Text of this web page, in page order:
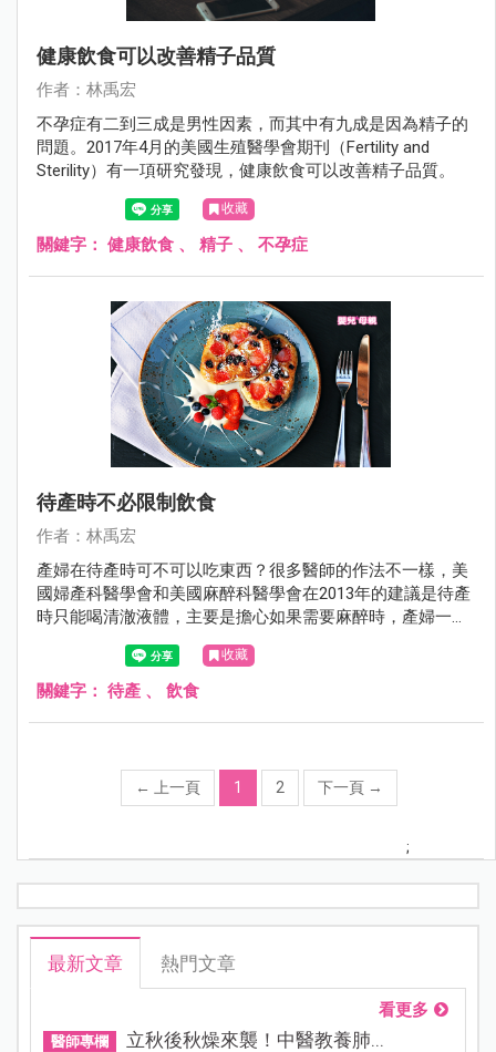
健康飲食可以改善精子品質
作者：林禹宏
不孕症有二到三成是男性因素，而其中有九成是因為精子的
問題。2017年4月的美國生殖醫學會期刊（Fertility and
Sterility）有一項研究發現，健康飲食可以改善精子品質。
收藏
關鍵字： 健康飲食 、 精子 、 不孕症
待產時不必限制飲食
作者：林禹宏
產婦在待產時可不可以吃東西？很多醫師的作法不一樣，美
國婦產科醫學會和美國麻醉科醫學會在2013年的建議是待產
時只能喝清澈液體，主要是擔心如果需要麻醉時，產婦一旦
嘔吐可能會嗆到或導致吸入性肺炎。甚至對一些高危險群的
產婦，例如過度肥胖、糖尿病、呼吸道有問題、或是可能需
要開刀的產婦則應該進一步限制水份。但是世界衛生組織則
收藏
關鍵字： 待產 、 飲食
← 上一頁 1 2 下一頁 →
;
最新文章 熱門文章
看更多
醫師專欄 立秋後秋燥來襲！中醫教養肺...